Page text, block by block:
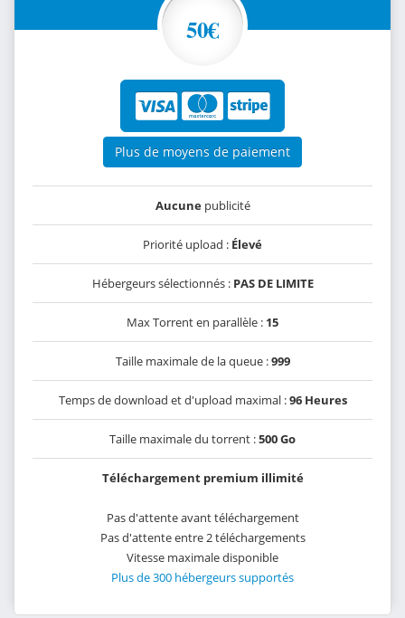
50€
Plus de moyens de paiement
Aucunepublicité
Priorité upload : Élevé
Hébergeurs sélectionnés : PAS DE LIMITE
Max Torrent en parallèle : 15
Taille maximale de la queue :999
Temps de download et d'upload maximal :96 Heures
Taille maximale du torrent :500 Go
Téléchargement premium illimité
Pas d'attente avant téléchargement
Pas d'attente entre 2 téléchargements
Vitesse maximale disponible
Plus de 300 hébergeurs supportés